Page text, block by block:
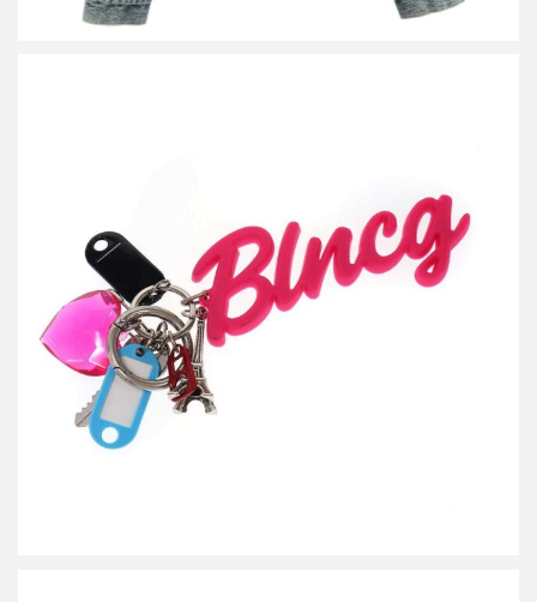
バレンシアガ Hourglass Soft Keyring Charm マルチチャーム キー
リング
買取金額38,400円